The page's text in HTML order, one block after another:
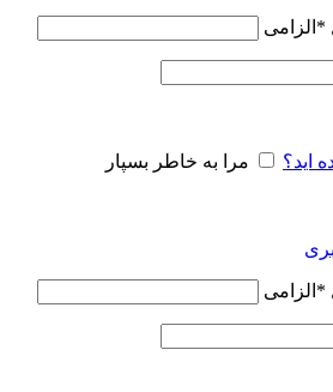
* الزامی
اید؟ مرا به خاطر بسپار
* الزامی